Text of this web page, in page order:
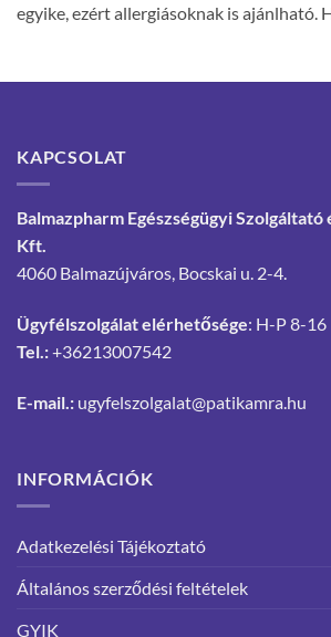
egyike, ezért allergiásoknak is ajánlható.
KAPCSOLAT
Balmazpharm Egészségügyi
Kft.
4060 Balmazújváros, Bocskai u. 2-4.
Ügyfélszolgálat elérhetősége: H-P 8-16
Tel.:+36213007542
E-mail.: ugyfelszolgalat@patikamra.hu
INFORMÁCIÓK
Adatkezelési Tájékoztató
Általános szerződési feltételek
GYIK